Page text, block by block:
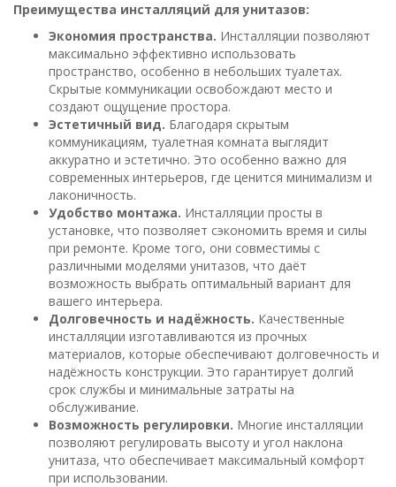
Преимущества инсталляций для унитазов:
Экономия пространства. Инсталляции позволяют
максимально эффективно использовать
пространство, особенно в небольших туалетах.
Скрытые коммуникации освобождают место и
создают ощущение простора.
Эстетичный вид. Благодаря скрытым
коммуникациям, туалетная комната выглядит
аккуратно и эстетично. Это особенно важно для
современных интерьеров, где ценится минимализм и
лаконичность.
Удобство монтажа. Инсталляции просты в
установке, что позволяет сэкономить время и силы
при ремонте. Кроме того, они совместимы с
различными моделями унитазов, что даёт
возможность выбрать оптимальный вариант для
вашего интерьера.
Долговечность и надёжность. Качественные
инсталляции изготавливаются из прочных
материалов, которые обеспечивают долговечность и
надёжность конструкции. Это гарантирует долгий
срок службы и минимальные затраты на
обслуживание.
Возможность регулировки. Многие инсталляции
позволяют регулировать высоту и угол наклона
унитаза, что обеспечивает максимальный комфорт
при использовании.